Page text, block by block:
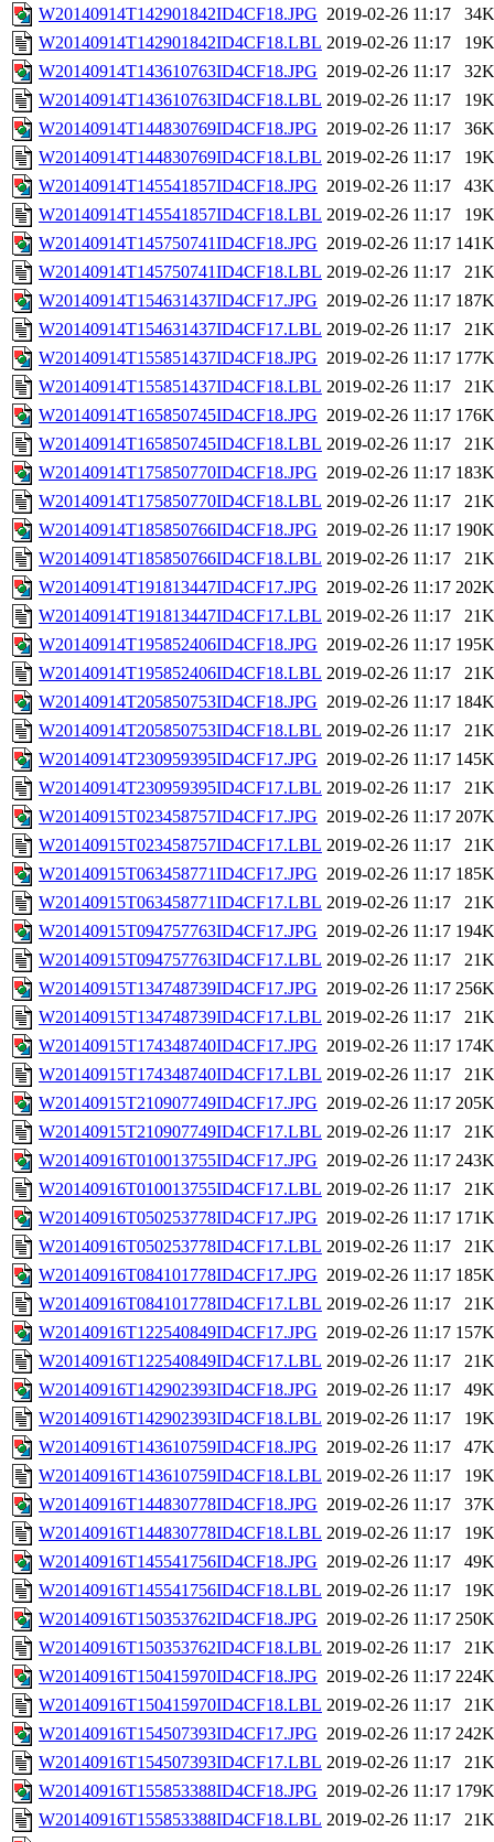
W20140914T142901842ID4CF18.JPG 2019-02-26 11:17
34K
W20140914T142901842ID4CF18.LBL 2019-02-26 11:17
19K
W20140914T143610763ID4CF18.JPG 2019-02-26 11:17
32K
W20140914T143610763ID4CF18.LBL 2019-02-26 11:17
19K
W20140914T144830769ID4CF18.JPG 2019-02-26 11:17
36K
W20140914T144830769ID4CF18.LBL 2019-02-26 11:17
19K
W20140914T145541857ID4CF18.JPG 2019-02-26 11:17
43K
W20140914T145541857ID4CF18.LBL 2019-02-26 11:17
19K
W20140914T145750741ID4CF18.JPG 2019-02-26 11:17 141K
W20140914T145750741ID4CF18.LBL 2019-02-26 11:17
21K
W20140914T154631437ID4CF17.JPG 2019-02-26 11:17 187K
W20140914T154631437ID4CF17.LBL 2019-02-26 11:17
21K
W20140914T155851437ID4CF18.JPG 2019-02-26 11:17 177K
W20140914T155851437ID4CF18.LBL 2019-02-26 11:17
21K
W20140914T165850745ID4CF18.JPG 2019-02-26 11:17 176K
W20140914T165850745ID4CF18.LBL 2019-02-26 11:17
21K
W20140914T175850770ID4CF18.JPG 2019-02-26 11:17 183K
W20140914T175850770ID4CF18.LBL 2019-02-26 11:17
21K
W20140914T185850766ID4CF18.JPG 2019-02-26 11:17 190K
W20140914T185850766ID4CF18.LBL 2019-02-26 11:17
21K
W20140914T191813447ID4CF17.JPG 2019-02-26 11:17 202K
W20140914T191813447ID4CF17.LBL 2019-02-26 11:17
21K
W20140914T195852406ID4CF18.JPG 2019-02-26 11:17 195K
W20140914T195852406ID4CF18.LBL 2019-02-26 11:17
21K
W20140914T205850753ID4CF18.JPG 2019-02-26 11:17 184K
W20140914T205850753ID4CF18.LBL 2019-02-26 11:17
21K
W20140914T230959395ID4CF17.JPG 2019-02-26 11:17 145K
W20140914T230959395ID4CF17.LBL 2019-02-26 11:17
21K
W20140915T023458757ID4CF17.JPG 2019-02-26 11:17 207K
W20140915T023458757ID4CF17.LBL 2019-02-26 11:17
21K
W20140915T063458771ID4CF17.JPG 2019-02-26 11:17 185K
W20140915T063458771ID4CF17.LBL 2019-02-26 11:17
21K
W20140915T094757763ID4CF17.JPG 2019-02-26 11:17 194K
W20140915T094757763ID4CF17.LBL 2019-02-26 11:17
21K
W20140915T134748739ID4CF17.JPG 2019-02-26 11:17 256K
W20140915T134748739ID4CF17.LBL 2019-02-26 11:17
21K
W20140915T174348740ID4CF17.JPG 2019-02-26 11:17 174K
W20140915T174348740ID4CF17.LBL 2019-02-26 11:17
21K
W20140915T210907749ID4CF17.JPG 2019-02-26 11:17 205K
W20140915T210907749ID4CF17.LBL 2019-02-26 11:17
21K
W20140916T010013755ID4CF17.JPG 2019-02-26 11:17 243K
W20140916T010013755ID4CF17.LBL 2019-02-26 11:17
21K
W20140916T050253778ID4CF17.JPG 2019-02-26 11:17 171K
W20140916T050253778ID4CF17.LBL 2019-02-26 11:17
21K
W20140916T084101778ID4CF17.JPG 2019-02-26 11:17 185K
W20140916T084101778ID4CF17.LBL 2019-02-26 11:17
21K
W20140916T122540849ID4CF17.JPG 2019-02-26 11:17 157K
W20140916T122540849ID4CF17.LBL 2019-02-26 11:17
21K
W20140916T142902393ID4CF18.JPG 2019-02-26 11:17
49K
W20140916T142902393ID4CF18.LBL 2019-02-26 11:17
19K
W20140916T143610759ID4CF18.JPG 2019-02-26 11:17
47K
W20140916T143610759ID4CF18.LBL 2019-02-26 11:17
19K
W20140916T144830778ID4CF18.JPG 2019-02-26 11:17
37K
W20140916T144830778ID4CF18.LBL 2019-02-26 11:17
19K
W20140916T145541756ID4CF18.JPG 2019-02-26 11:17
49K
W20140916T145541756ID4CF18.LBL 2019-02-26 11:17
19K
W20140916T150353762ID4CF18.JPG 2019-02-26 11:17 250K
W20140916T150353762ID4CF18.LBL 2019-02-26 11:17
21K
W20140916T150415970ID4CF18.JPG 2019-02-26 11:17 224K
W20140916T150415970ID4CF18.LBL 2019-02-26 11:17
21K
W20140916T154507393ID4CF17.JPG 2019-02-26 11:17 242K
W20140916T154507393ID4CF17.LBL 2019-02-26 11:17
21K
W20140916T155853388ID4CF18.JPG 2019-02-26 11:17 179K
W20140916T155853388ID4CF18.LBL 2019-02-26 11:17
21K